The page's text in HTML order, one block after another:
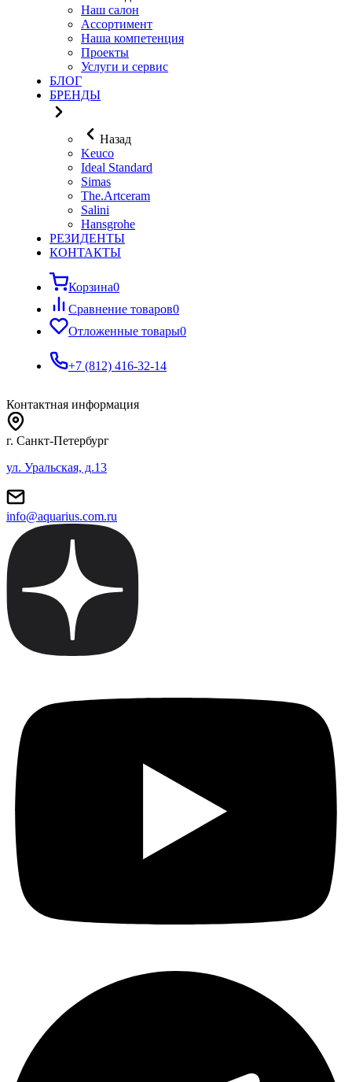
Наш салон
Ассортимент
Наша компетенция
Проекты
Услуги и сервис
БЛОГ
БРЕНДЫ
Назад
Keuco
Ideal Standard
Simas
The.Artceram
Salini
Hansgrohe
РЕЗИДЕНТЫ
КОНТАКТЫ
Корзина0
Сравнение товаров0
Отложенные товары0
+7 (812) 416-32-14
Контактная информация
г. Санкт-Петербург
ул. Уральская, д.13
info@aquarius.com.ru